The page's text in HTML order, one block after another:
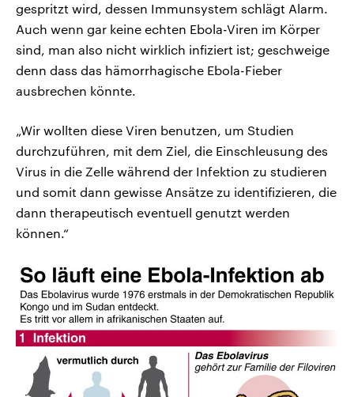
gespritzt wird, dessen Immunsystem schlägt Alarm.
Auch wenn gar keine echten Ebola-Viren im Körper
sind, man also nicht wirklich infiziert ist; geschweige
denn dass das hämorrhagische Ebola-Fieber
ausbrechen könnte.
„Wir wollten diese Viren benutzen, um Studien
durchzuführen, mit dem Ziel, die Einschleusung des
Virus in die Zelle während der Infektion zu studieren
und somit dann gewisse Ansätze zu identifizieren, die
dann therapeutisch eventuell genutzt werden
können.“